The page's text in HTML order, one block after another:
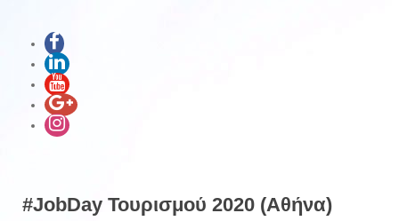
#JobDay Τουρισμού 2020 (Αθήνα)